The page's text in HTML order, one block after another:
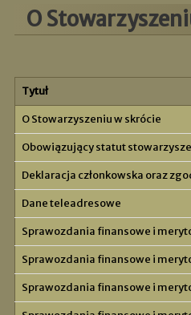
O
Tytuł
O Stowarzyszeniu w skrócie
Obowiązujący statut
Deklaracja członkowska oraz
Dane teleadresowe
Sprawozdania finansowe i
Sprawozdania finansowe i
Sprawozdania finansowe i